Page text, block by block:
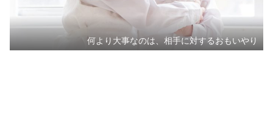
何より大事なのは、相手に対するおもいやり